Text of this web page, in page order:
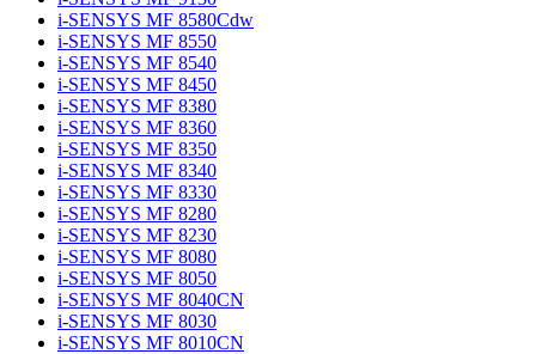
i-SENSYS MF 8580Cdw
i-SENSYS MF 8550
i-SENSYS MF 8540
i-SENSYS MF 8450
i-SENSYS MF 8380
i-SENSYS MF 8360
i-SENSYS MF 8350
i-SENSYS MF 8340
i-SENSYS MF 8330
i-SENSYS MF 8280
i-SENSYS MF 8230
i-SENSYS MF 8080
i-SENSYS MF 8050
i-SENSYS MF 8040CN
i-SENSYS MF 8030
i-SENSYS MF 8010CN